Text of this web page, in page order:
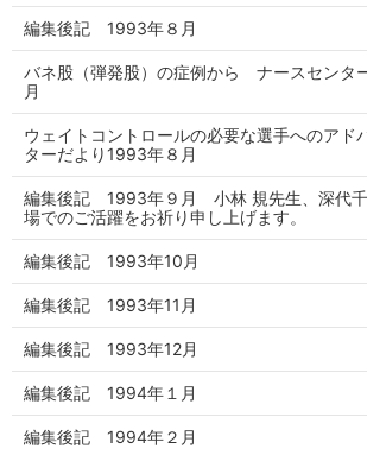
編集後記 1993年８月
バネ股（弾発股）の症例から ナースセンタ
月
ウェイトコントロールの必要な選手へのア
ターだより1993年８月
編集後記 1993年９月 小林 規先生、深代千
場でのご活躍をお祈り申し上げます。
編集後記 1993年10月
編集後記 1993年11月
編集後記 1993年12月
編集後記 1994年１月
編集後記 1994年２月